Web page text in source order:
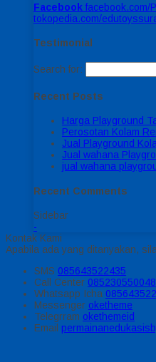
Facebook facebook.com/
tokopedia.com/
Testimonial
Search for:
Recent Posts
Harga Playground
Perosotan Kolam
Jual Playground
Jual wahana
jual wahana
Recent Comments
Sidebar
-
Kontak Kami
Apabila ada yang ditanyakan,
SMS 085643522435
Call Center 085230550048
Whatsapp Icha
Messenger oketheme
Telegrram okethemeid
Email